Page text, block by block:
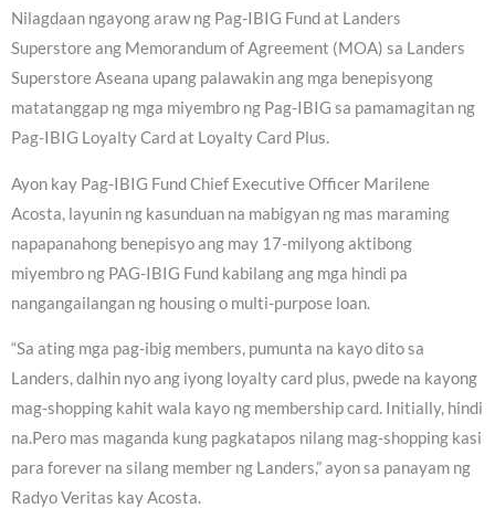
Nilagdaan ngayong araw ng Pag-IBIG Fund at Landers
Superstore ang Memorandum of Agreement (MOA) sa Landers
Superstore Aseana upang palawakin ang mga benepisyong
matatanggap ng mga miyembro ng Pag-IBIG sa pamamagitan ng
Pag-IBIG Loyalty Card at Loyalty Card Plus.
Ayon kay Pag-IBIG Fund Chief Executive Officer Marilene
Acosta, layunin ng kasunduan na mabigyan ng mas maraming
napapanahong benepisyo ang may 17-milyong aktibong
miyembro ng PAG-IBIG Fund kabilang ang mga hindi pa
nangangailangan ng housing o multi-purpose loan.
“Sa ating mga pag-ibig members, pumunta na kayo dito sa
Landers, dalhin nyo ang iyong loyalty card plus, pwede na kayong
mag-shopping kahit wala kayo ng membership card. Initially, hindi
na.Pero mas maganda kung pagkatapos nilang mag-shopping kasi
para forever na silang member ng Landers,” ayon sa panayam ng
Radyo Veritas kay Acosta.